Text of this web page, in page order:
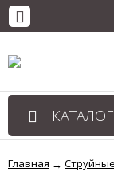
Главная →